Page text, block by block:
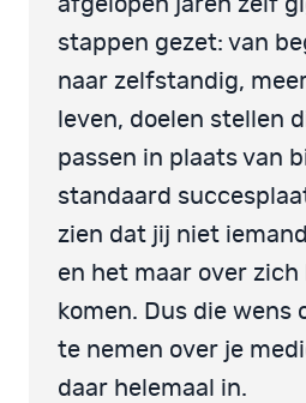
stappen gezet: van
naar zelfstandig,
leven, doelen stellen
passen in plaats van
standaard
zien dat jij niet
en het maar over zich
komen. Dus die wens
te nemen over je
daar helemaal in.